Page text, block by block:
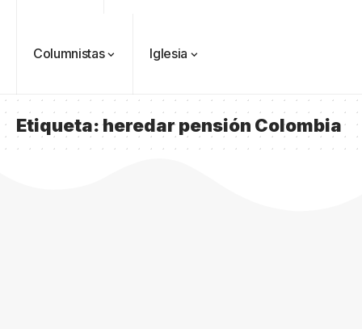
Columnistas Iglesia
Etiqueta:heredar pensión Colombia